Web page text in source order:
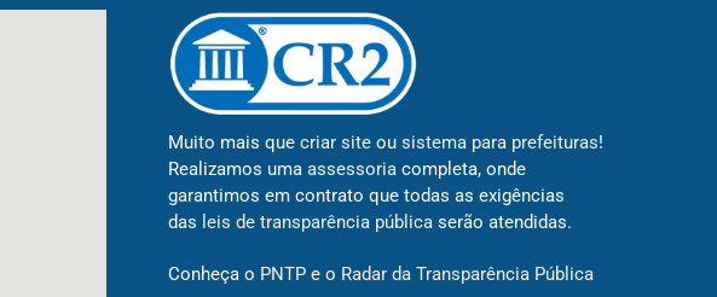
Muito mais que criar siteou sistema para prefeituras!
Realizamos uma assessoria completa, onde
garantimos em contrato que todas as exigências
das leis de transparência pública serão atendidas.
Conheça o PNTPe o Radar da Transparência Pública